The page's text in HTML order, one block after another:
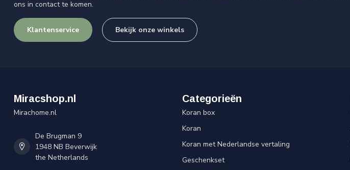
ons in contact te komen.
Klantenservice Bekijk onze winkels
Miracshop.nl
Mirachome.nl
De Brugman 9
1948 NB Beverwijk
the Netherlands
Categorieën
Koran box
Koran
Koran met Nederlandse vertaling
Geschenkset